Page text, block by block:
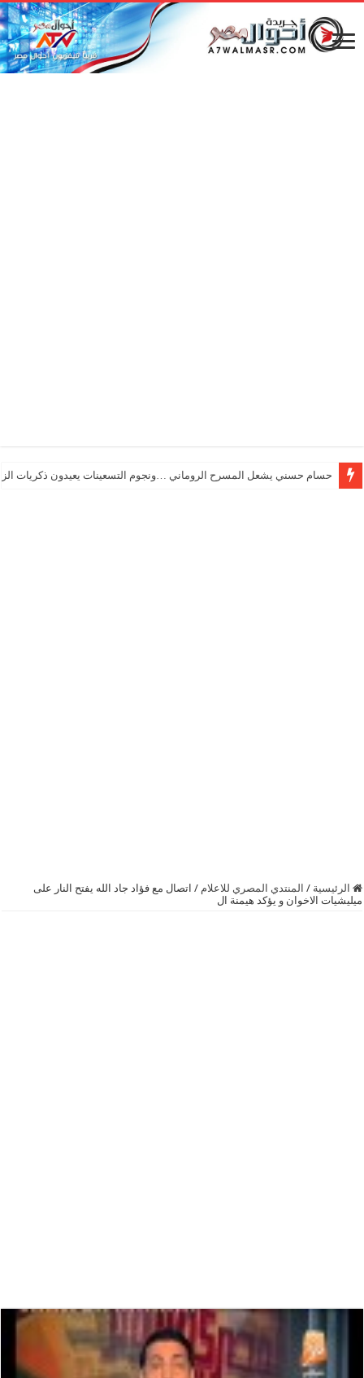
حسام حسني يشعل المسرح الروماني …ونجوم التسعينات يعيدون ذكريات
الرئيسية / المنتدي المصري للاعلام / اتصال مع فؤاد جاد الله يفتح النار على
ميليشيات الاخوان و يؤكد هيمنة ال